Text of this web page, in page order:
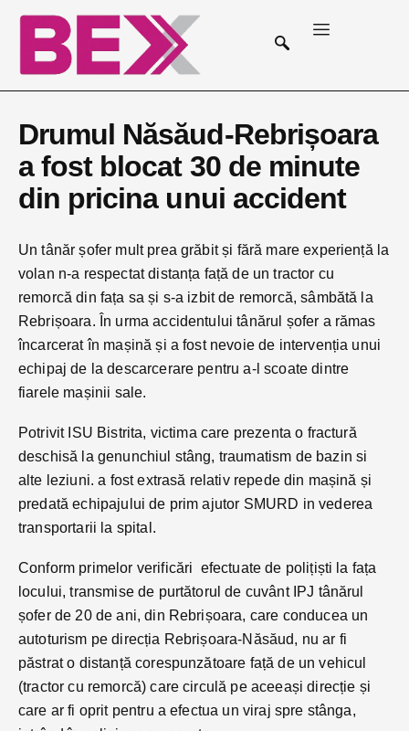
Drumul Năsăud-Rebrișoara
a fost blocat 30 de minute
din pricina unui accident
Un tânăr șofer mult prea grăbit și fără mare experiență la
volan n-a respectat distanța față de un tractor cu
remorcă din fața sa și s-a izbit de remorcă, sâmbătă la
Rebrișoara. În urma accidentului tânărul șofer a rămas
încarcerat în mașină și a fost nevoie de intervenția unui
echipaj de la descarcerare pentru a-l scoate dintre
fiarele mașinii sale.
Potrivit ISU Bistrita, victima care prezenta o fractură
deschisă la genunchiul stâng, traumatism de bazin si
alte leziuni. a fost extrasă relativ repede din mașină și
predată echipajului de prim ajutor SMURD in vederea
transportarii la spital.
Conform primelor verificări efectuate de polițiști la fața
locului, transmise de purtătorul de cuvânt IPJ tânărul
șofer de 20 de ani, din Rebrișoara, care conducea un
autoturism pe direcția Rebrișoara-Năsăud, nu ar fi
păstrat o distanță corespunzătoare față de un vehicul
(tractor cu remorcă) care circulă pe aceeași direcție și
care ar fi oprit pentru a efectua un viraj spre stânga,